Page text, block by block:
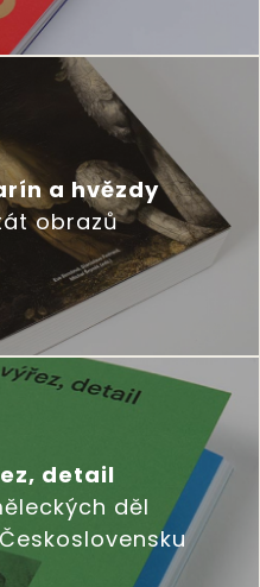
a hvězdy
obrazů
detail
děl